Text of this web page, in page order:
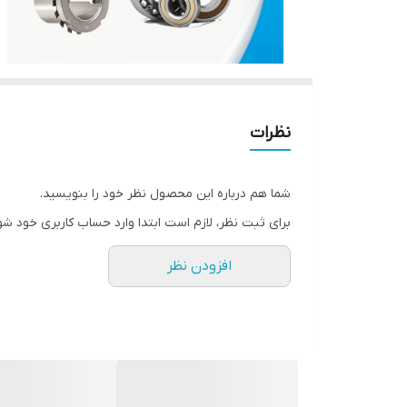
نظرات
شما هم درباره این محصول نظر خود را بنویسید.
برای ثبت نظر، لازم است ابتدا وارد حساب کاربری خود
افزودن نظر